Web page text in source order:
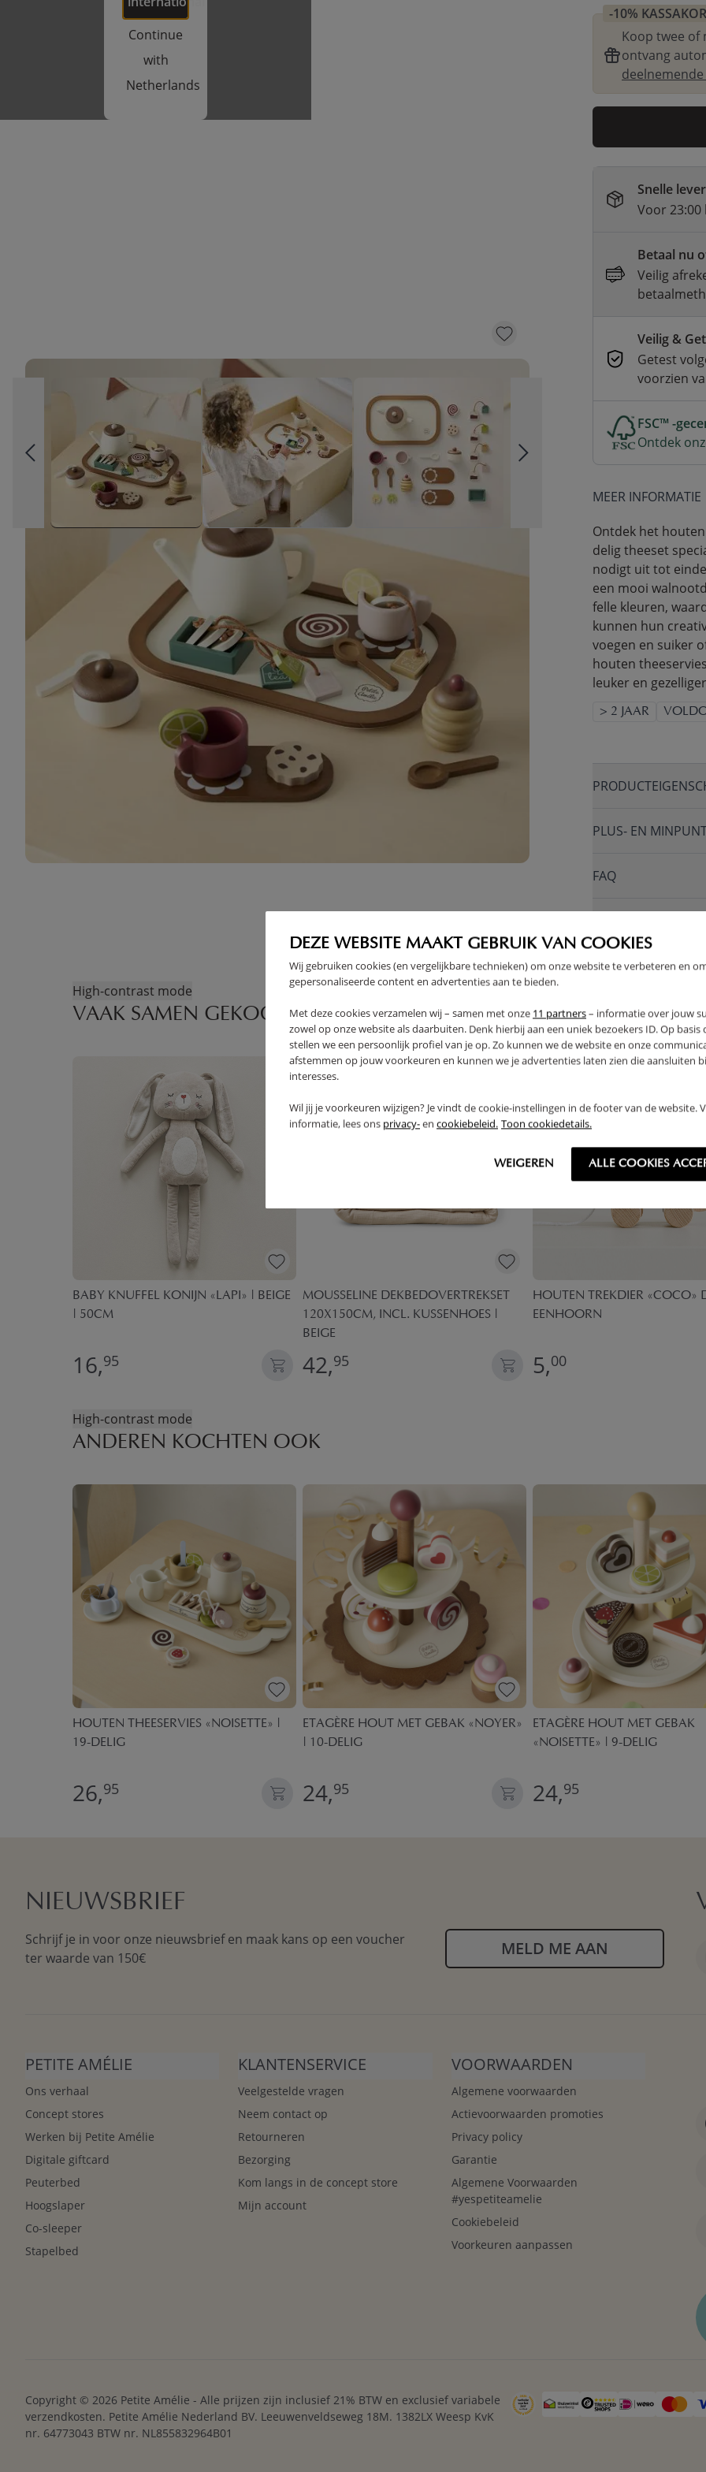
DEZE WEBSITE MAAKT GEBRUIK VAN COOKIES
Wij gebruiken cookies (en vergelijkbare technieken) om onze website te verbeteren en
gepersonaliseerde content en advertenties aan te bieden.
Met deze cookies verzamelen wij – samen met onze 11 partners– informatie over jouw
zowel op onze website als daarbuiten. Denk hierbij aan een uniek bezoekers ID. Op basis
stellen we een persoonlijk profiel van je op. Zo kunnen we de website en onze
afstemmen op jouw voorkeuren en kunnen we je advertenties laten zien die aansluiten
interesses.
Wil jij je voorkeuren wijzigen? Je vindt de cookie-instellingen in de footer van de website.
informatie, lees ons privacy-en cookiebeleid. Toon cookiedetails.
WEIGEREN ALLE COOKIES
Continue
with
Netherlands
-10%
Koop twee of
ontvang
Snelle
Voor 23:00
Betaal nu
Veilig
Veilig &
Getest
voorzien
FSC™ -
Ontdek
MEER INFORMATIE
Ontdek het
delig theeset
nodigt uit tot
een mooi
felle kleuren,
kunnen hun
voegen en suiker
houten
leuker en
> 2 JAAR
PLUS- EN
FAQ
High-contrast mode
VAAK SAMEN GEKOCHT
BABY KNUFFEL KONIJN «LAPI» | BEIGE
| 50CM
16,95
MOUSSELINE DEKBEDOVERTREKSET
120X150CM, INCL. KUSSENHOES |
BEIGE
42,95
OUTLET
HOUTEN TREKDIER «COCO»
EENHOORN
5,00
High-contrast mode
ANDEREN KOCHTEN OOK
HOUTEN THEESERVIES «NOISETTE» |
19-DELIG
26,95
ETAGÈRE HOUT MET GEBAK «NOYER»
| 10-DELIG
24,95
ETAGÈRE HOUT MET GEBAK
«NOISETTE» | 9-DELIG
24,95
NIEUWSBRIEF
Schrijf je in voor onze nieuwsbrief en maak kans op een voucher
ter waarde van 150€
MELD ME AAN
PETITE AMÉLIE
Ons verhaal
Concept stores
Werken bij Petite Amélie
Digitale giftcard
Peuterbed
Hoogslaper
Co-sleeper
Stapelbed
KLANTENSERVICE
Veelgestelde vragen
Neem contact op
Retourneren
Bezorging
Kom langs in de concept store
Mijn account
VOORWAARDEN
Algemene voorwaarden
Actievoorwaarden promoties
Privacy policy
Garantie
Algemene Voorwaarden
#yespetiteamelie
Cookiebeleid
Voorkeuren aanpassen
Copyright © 2026 Petite Amélie - Alle prijzen zijn inclusief 21% BTW en exclusief variabele
verzendkosten. Petite Amélie Nederland BV. Leeuwenveldseweg 18M. 1382LX Weesp KvK
nr. 64773043 BTW nr. NL855832964B01